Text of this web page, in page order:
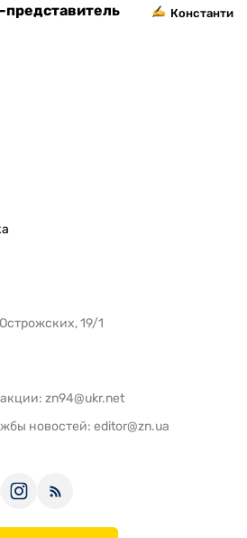
Константин
19/1
zn94@ukr.net
новостей: editor@zn.ua